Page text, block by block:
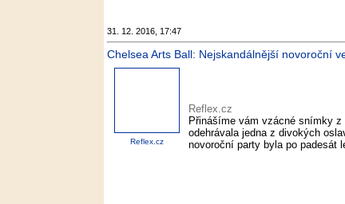
31. 12. 2016, 17:47
Chelsea Arts Ball: Nejskandálnější novoroční
Reflex.cz
Reflex.cz
Přinášíme vám vzácné snímky z
odehrávala jedna z divokých
novoroční party byla po padesát